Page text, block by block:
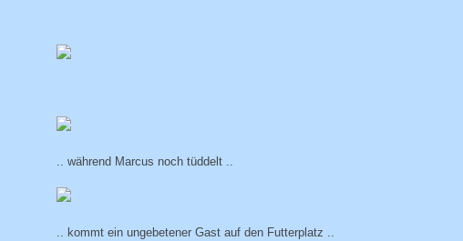
.. während Marcus noch tüddelt ..
.. kommt ein ungebetener Gast auf den Futterplatz ..